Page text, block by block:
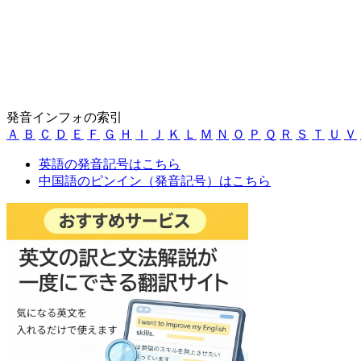
発音インフォの索引
Ａ
Ｂ Ｃ Ｄ Ｅ Ｆ Ｇ Ｈ Ｉ Ｊ Ｋ Ｌ Ｍ Ｎ Ｏ Ｐ Ｑ Ｒ Ｓ Ｔ Ｕ Ｖ
英語の発音記号はこちら
中国語のピンイン（発音記号）はこちら